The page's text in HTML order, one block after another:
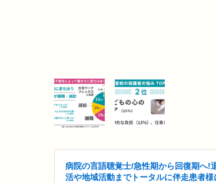
病院の言語聴覚士/急性期から回復期へ!
活や地域活動までトータルに伴走患者様